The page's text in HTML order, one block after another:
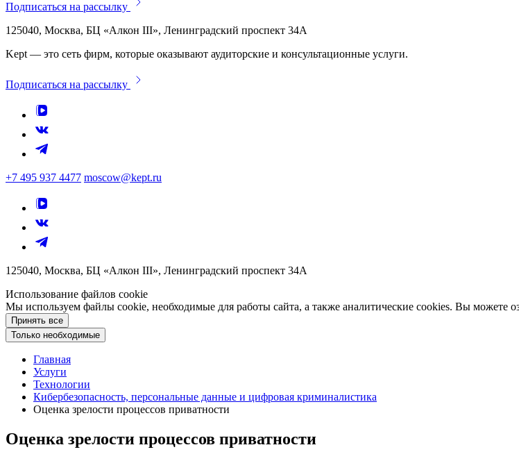
Подписаться на рассылку
125040, Москва, БЦ «Алкон III», Ленинградский проспект 34А
Kept — это сеть фирм, которые оказывают аудиторские и консультационные услуги.
Подписаться на рассылку
+7 495 937 4477 moscow@kept.ru
125040, Москва, БЦ «Алкон III», Ленинградский проспект 34А
Использование файлов cookie
Мы используем файлы cookie, необходимые для работы сайта, а также аналитические cookies. Вы можете
Принять все
Только необходимые
Главная
Услуги
Технологии
Кибербезопасность, персональные данные и цифровая криминалистика
Оценка зрелости процессов приватности
Оценка зрелости процессов приватности